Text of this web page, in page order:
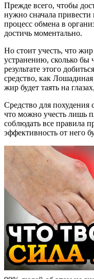
Прежде всего, чтобы
нужно сначала
процесс обмена в
достичь моментально.
Но стоит учесть, что
устранению, сколько бы
результате этого
средство, как
жир будет таять на
Средство для похудения
что можно учесть лишь
соблюдать все правила
эффективность от него